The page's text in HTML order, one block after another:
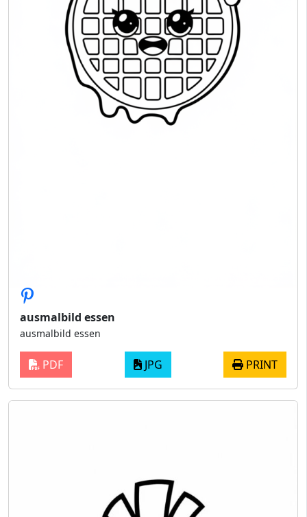
ausmalbild essen
ausmalbild essen
PDF JPG PRINT